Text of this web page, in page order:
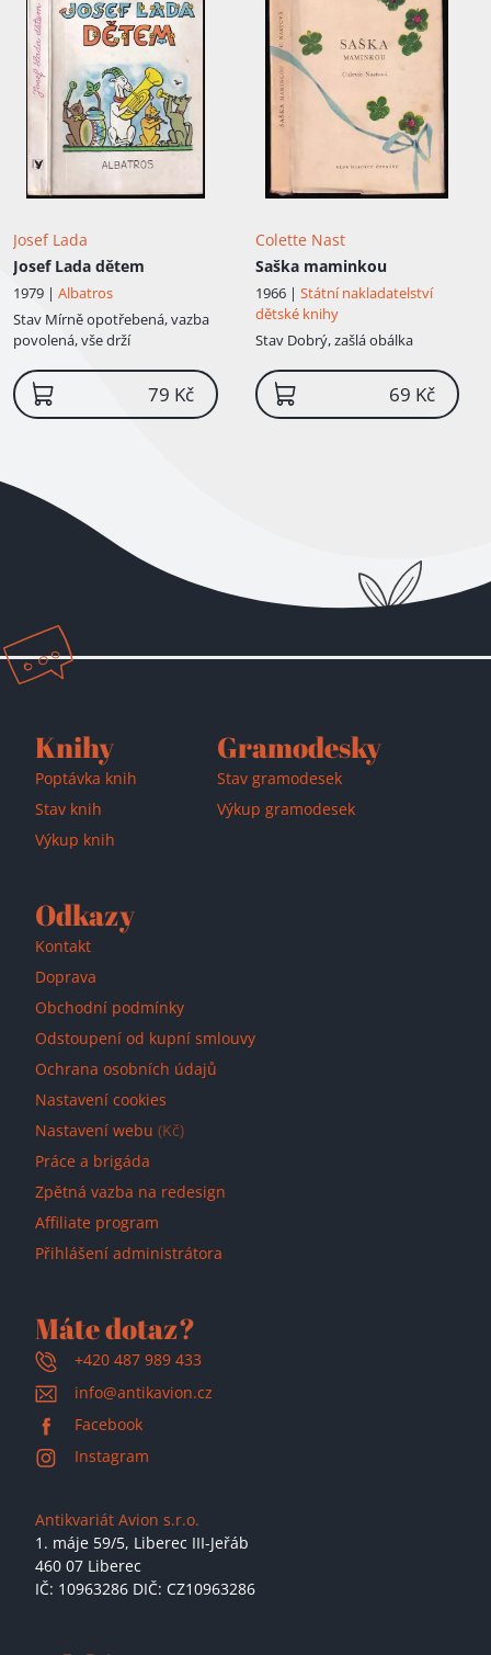
Josef Lada
Josef Lada dětem
1979 | Albatros
Stav Mírně opotřebená, vazba
povolená, vše drží
79 Kč
Colette Nast
Saška maminkou
1966 | Státní nakladatelství
dětské knihy
Stav Dobrý, zašlá obálka
69 Kč
Knihy
Poptávka knih
Stav knih
Výkup knih
Gramodesky
Stav gramodesek
Výkup gramodesek
Odkazy
Kontakt
Doprava
Obchodní podmínky
Odstoupení od kupní smlouvy
Ochrana osobních údajů
Nastavení cookies
Nastavení webu (Kč)
Práce a brigáda
Zpětná vazba na redesign
Affiliate program
Přihlášení administrátora
Máte dotaz?
+420 487 989 433
info@antikavion.cz
Facebook
Instagram
Antikvariát Avion s.r.o.
1. máje 59/5, Liberec III-Jeřáb
460 07 Liberec
IČ: 10963286 DIČ: CZ10963286